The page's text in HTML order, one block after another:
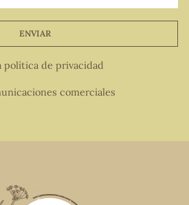
ENVIAR
política de privacidad
comerciales